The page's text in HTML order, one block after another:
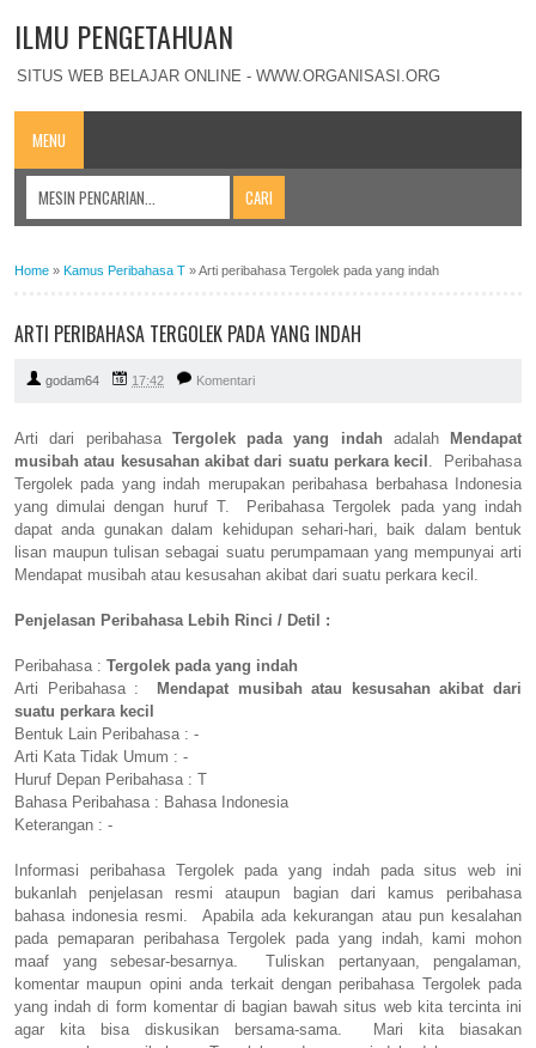
ILMU PENGETAHUAN
SITUS WEB BELAJAR ONLINE - WWW.ORGANISASI.ORG
MENU
Home » Kamus Peribahasa T »Arti peribahasa Tergolek pada yang indah
ARTI PERIBAHASA TERGOLEK PADA YANG INDAH
godam64 17:42 Komentari
Arti dari peribahasa Tergolek pada yang indah adalah
Mendapat
musibah atau kesusahan akibat dari suatu perkara kecil . Peribahasa
Tergolek pada yang indah merupakan peribahasa berbahasa Indonesia
yang dimulai dengan huruf T. Peribahasa Tergolek pada yang indah
dapat anda gunakan dalam kehidupan sehari-hari, baik dalam bentuk
lisan maupun tulisan sebagai suatu perumpamaan yang mempunyai arti
Mendapat musibah atau kesusahan akibat dari suatu perkara kecil.
Penjelasan Peribahasa Lebih Rinci / Detil :
Peribahasa : Tergolek pada yang indah
Arti Peribahasa :
Mendapat musibah atau kesusahan akibat dari
suatu perkara kecil
Bentuk Lain Peribahasa : -
Arti Kata Tidak Umum : -
Huruf Depan Peribahasa : T
Bahasa Peribahasa : Bahasa Indonesia
Keterangan : -
Informasi peribahasa Tergolek pada yang indah pada situs web ini
bukanlah penjelasan resmi ataupun bagian dari kamus peribahasa
bahasa indonesia resmi. Apabila ada kekurangan atau pun kesalahan
pada pemaparan peribahasa Tergolek pada yang indah, kami mohon
maaf yang sebesar-besarnya. Tuliskan pertanyaan, pengalaman,
komentar maupun opini anda terkait dengan peribahasa Tergolek pada
yang indah di form komentar di bagian bawah situs web kita tercinta ini
agar kita bisa diskusikan bersama-sama. Mari kita biasakan